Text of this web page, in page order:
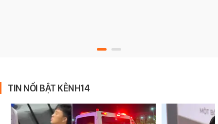
TIN NỔI BẬT KÊNH14